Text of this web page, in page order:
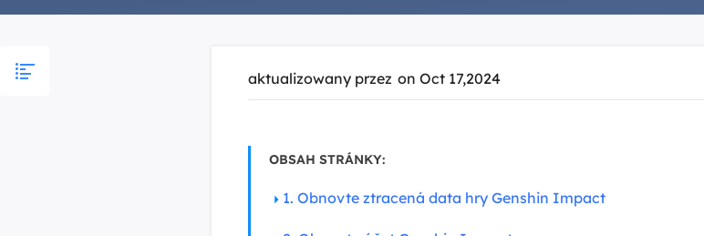
aktualizowany przez on Oct 17,2024
OBSAH STRÁNKY:
1. Obnovte ztracená data hry Genshin Impact